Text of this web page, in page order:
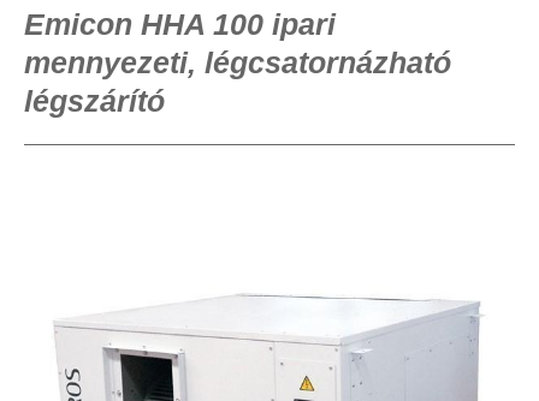
Emicon HHA 100 ipari
mennyezeti, légcsatornázható
légszárító